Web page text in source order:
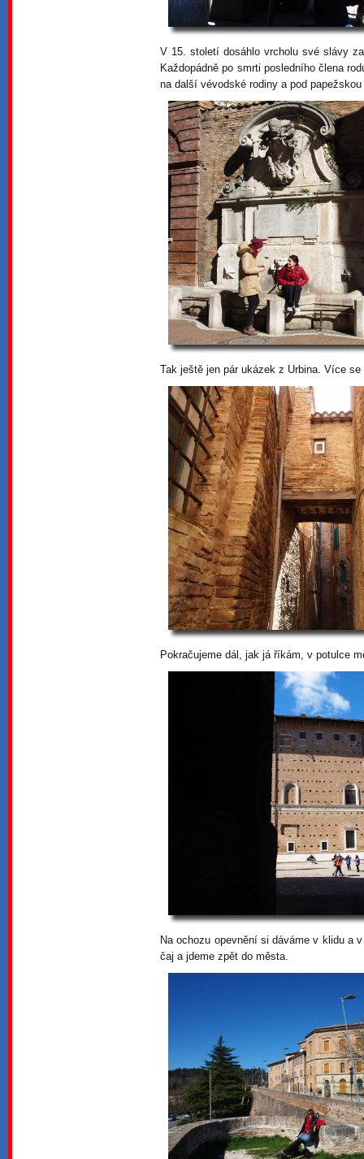
V 15. století dosáhlo vrcholu své slávy
Každopádně po smrti posledního člena
na další vévodské rodiny a pod
Tak ještě jen pár ukázek z Urbina. Více
Pokračujeme dál, jak já říkám, v potulce
Na ochozu opevnění si dáváme v klidu a
čaj a jdeme zpět do města.